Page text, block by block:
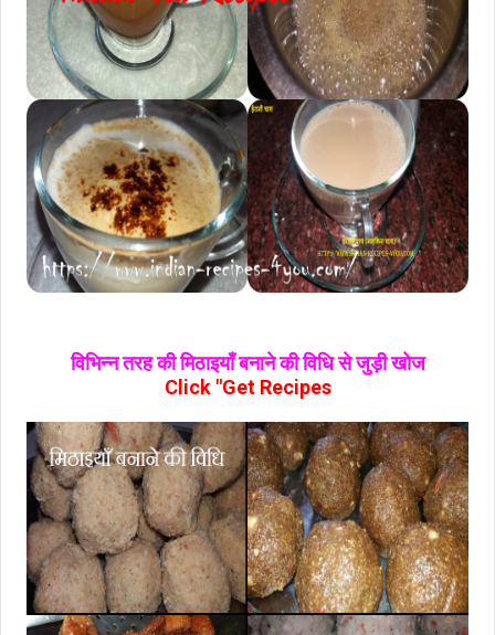
विभिन्न तरह की मिठाइयाँ बनाने की विधि से जुड़ी खोज
Click "Get Recipes